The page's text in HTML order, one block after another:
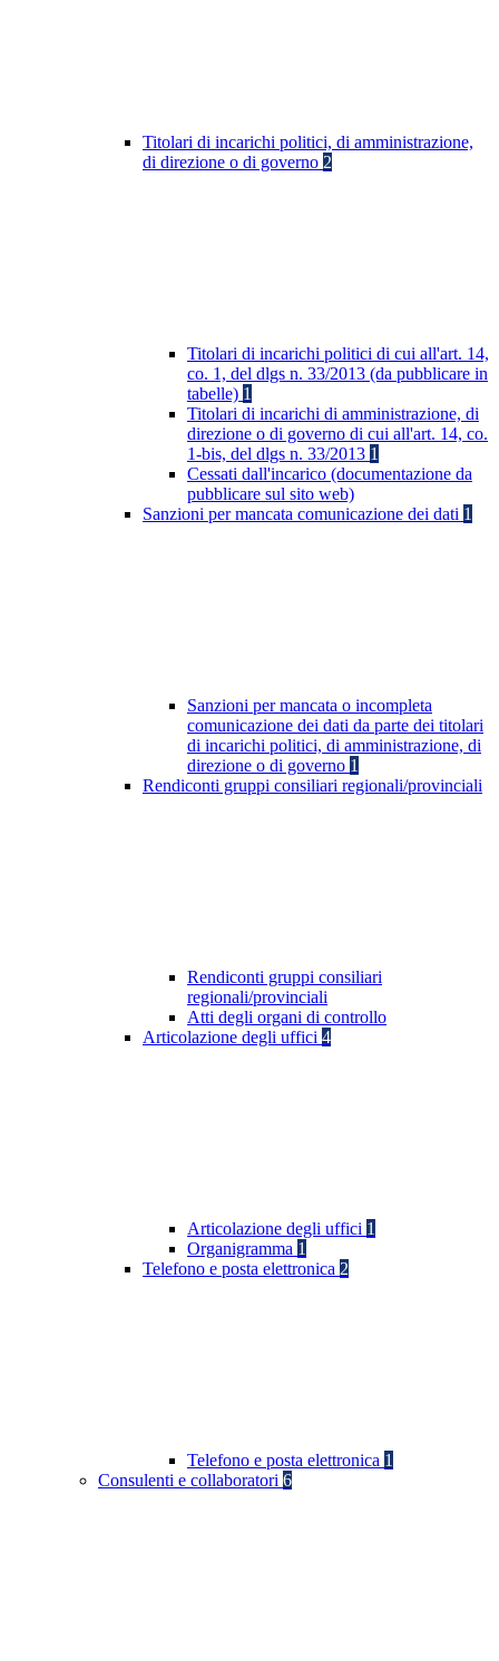
Titolari di incarichi politici, di amministrazione,
di direzione o di governo 2
Titolari di incarichi politici di cui all'art. 14,
co. 1, del dlgs n. 33/2013 (da pubblicare in
tabelle) 1
Titolari di incarichi di amministrazione, di
direzione o di governo di cui all'art. 14, co.
1-bis, del dlgs n. 33/2013 1
Cessati dall'incarico (documentazione da
pubblicare sul sito web)
Sanzioni per mancata comunicazione dei dati 1
Sanzioni per mancata o incompleta
comunicazione dei dati da parte dei titolari
di incarichi politici, di amministrazione, di
direzione o di governo 1
Rendiconti gruppi consiliari regionali/provinciali
Rendiconti gruppi consiliari
regionali/provinciali
Atti degli organi di controllo
Articolazione degli uffici 4
Articolazione degli uffici 1
Organigramma 1
Telefono e posta elettronica 2
Telefono e posta elettronica 1
Consulenti e collaboratori 6